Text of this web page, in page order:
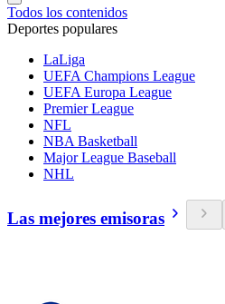
Todos los contenidos
Deportes populares
LaLiga
UEFA Champions League
UEFA Europa League
Premier League
NFL
NBA Basketball
Major League Baseball
NHL
Las mejores emisoras